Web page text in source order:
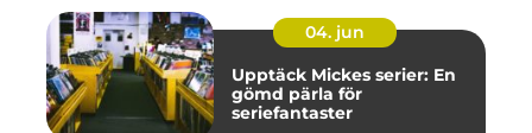
04. jun
Upptäck Mickes serier: En
gömd pärla för
seriefantaster